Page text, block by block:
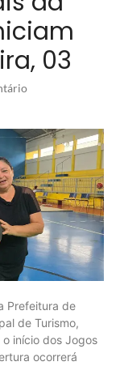
03
Prefeitura de
de Turismo,
início dos Jogos
ocorrerá